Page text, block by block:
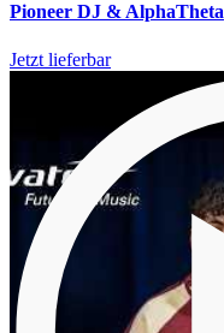
Pioneer DJ & AlphaTheta
Jetzt lieferbar